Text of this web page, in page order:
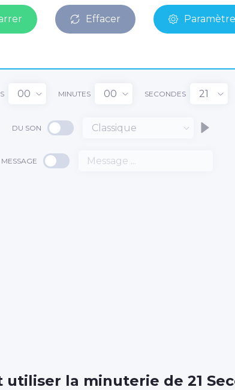
Effacer
00 MINUTES 00 SECONDES 21
DU SON Classique
MESSAGE
utiliser la minuterie de 21
00